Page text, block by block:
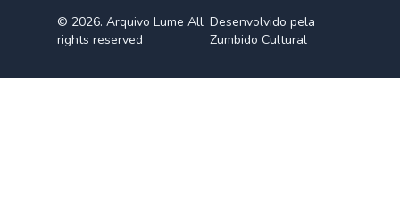
© 2026. Arquivo Lume All
rights reserved
Desenvolvido pela
Zumbido Cultural